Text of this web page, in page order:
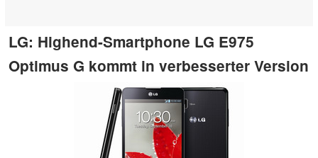
LG: Highend-Smartphone LG E975
Optimus G kommt in verbesserter Version